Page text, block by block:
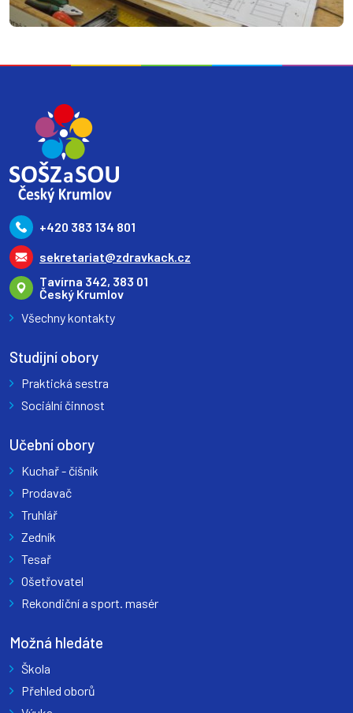
+420 383 134 801
sekretariat@zdravkack.cz
Tavírna 342, 383 01
Český Krumlov
Všechny kontakty
Studijní obory
Praktická sestra
Sociální činnost
Učební obory
Kuchař - číšník
Prodavač
Truhlář
Zedník
Tesař
Ošetřovatel
Rekondiční a sport. masér
Možná hledáte
Škola
Přehled oborů